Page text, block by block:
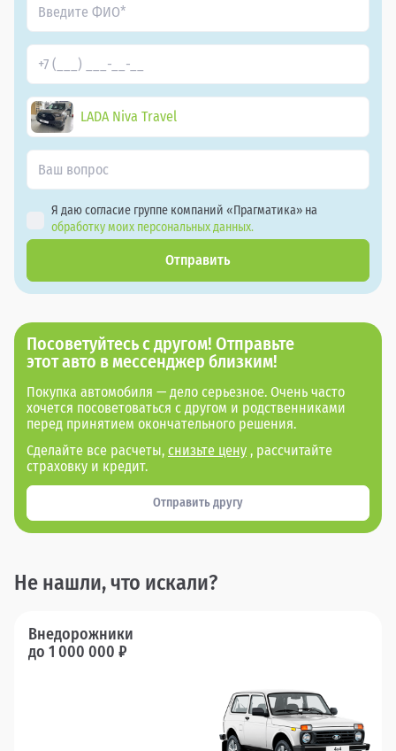
LADA Niva Travel
Я даю согласие группе компаний «Прагматика» на
обработку моих персональных данных.
Отправить
Посоветуйтесь с другом! Отправьте
этот авто в мессенджер близким!
Покупка автомобиля — дело серьезное. Очень часто
хочется посоветоваться с другом и родственниками
перед принятием окончательного решения.
Сделайте все расчеты, снизьте цену , рассчитайте
страховку и кредит.
Отправить другу
Не нашли, что искали?
Внедорожники
до 1 000 000 ₽